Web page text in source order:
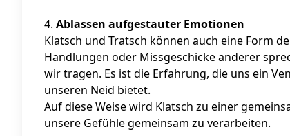
4. Ablassen aufgestauter Emotionen
Klatsch und Tratsch können auch eine Form
Handlungen oder Missgeschicke anderer
wir tragen. Es ist die Erfahrung, die uns ein
unseren Neid bietet.
Auf diese Weise wird Klatsch zu einer
unsere Gefühle gemeinsam zu verarbeiten.